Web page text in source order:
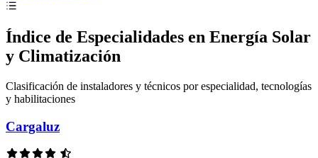
Índice de Especialidades en Energía Solar
y Climatización
Clasificación de instaladores y técnicos por especialidad, tecnologías
y habilitaciones
Cargaluz